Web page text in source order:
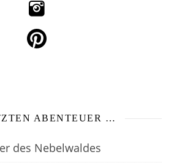
ABENTEUER …
des Nebelwaldes